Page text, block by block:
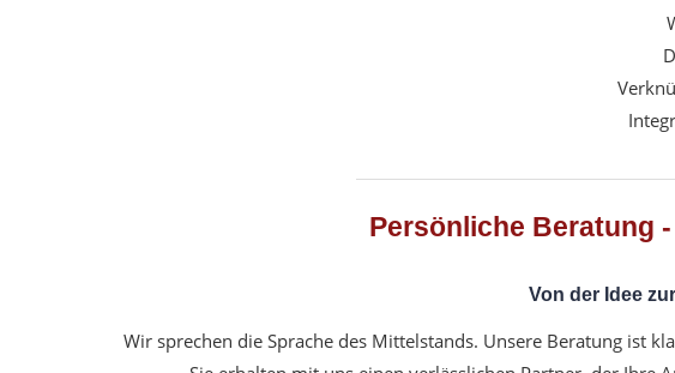
Persönliche Beratung
Von der Idee
Wir sprechen die Sprache des Mittelstands. Unsere Beratung ist